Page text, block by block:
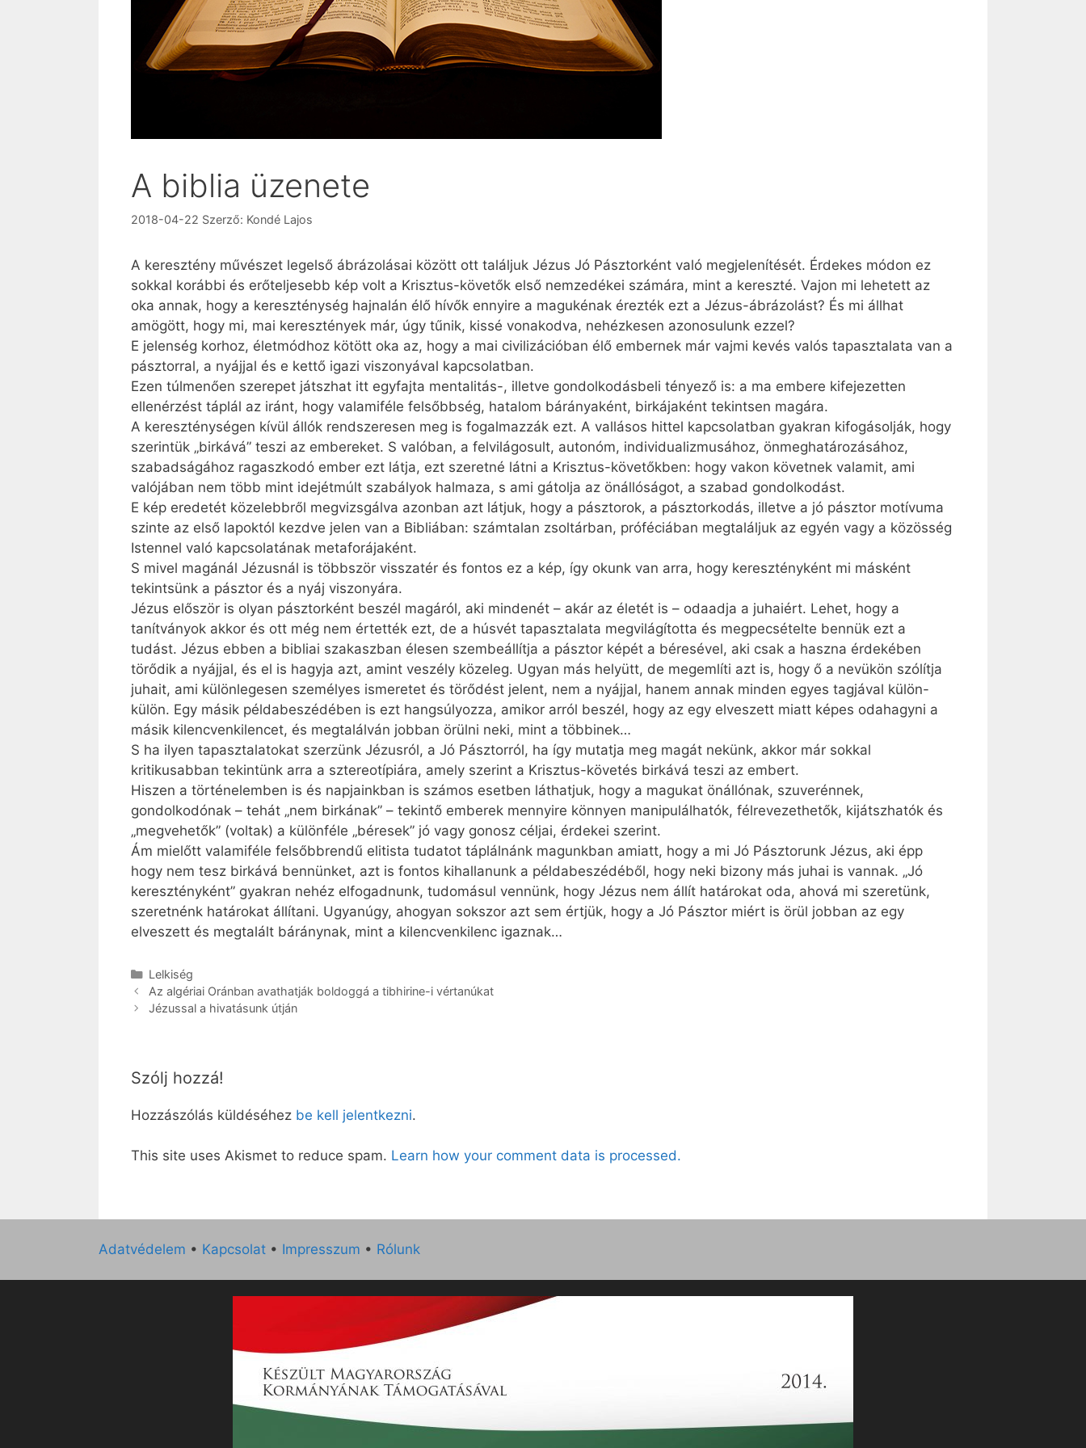
A biblia üzenete
2018-04-22 Szerző: Kondé Lajos
A keresztény művészet legelső ábrázolásai között ott találjuk Jézus Jó Pásztorként való megjelenítését. Érdekes módon ez
sokkal korábbi és erőteljesebb kép volt a Krisztus-követők első nemzedékei számára, mint a kereszté. Vajon mi lehetett az
oka annak, hogy a kereszténység hajnalán élő hívők ennyire a magukénak érezték ezt a Jézus-ábrázolást? És mi állhat
amögött, hogy mi, mai keresztények már, úgy tűnik, kissé vonakodva, nehézkesen azonosulunk ezzel?
E jelenség korhoz, életmódhoz kötött oka az, hogy a mai civilizációban élő embernek már vajmi kevés valós tapasztalata van a
pásztorral, a nyájjal és e kettő igazi viszonyával kapcsolatban.
Ezen túlmenően szerepet játszhat itt egyfajta mentalitás-, illetve gondolkodásbeli tényező is: a ma embere kifejezetten
ellenérzést táplál az iránt, hogy valamiféle felsőbbség, hatalom bárányaként, birkájaként tekintsen magára.
A kereszténységen kívül állók rendszeresen meg is fogalmazzák ezt. A vallásos hittel kapcsolatban gyakran kifogásolják, hogy
szerintük „birkává” teszi az embereket. S valóban, a felvilágosult, autonóm, individualizmusához, önmeghatározásához,
szabadságához ragaszkodó ember ezt látja, ezt szeretné látni a Krisztus-követőkben: hogy vakon követnek valamit, ami
valójában nem több mint idejétmúlt szabályok halmaza, s ami gátolja az önállóságot, a szabad gondolkodást.
E kép eredetét közelebbről megvizsgálva azon­ban azt látjuk, hogy a pásztorok, a pásztorkodás, illetve a jó pásztor motívuma
szinte az első lapoktól kezdve jelen van a Bibliában: számtalan zsoltárban, próféciában megtaláljuk az egyén vagy a közösség
Istennel való kapcsolatának metaforájaként.
S mivel magánál Jézusnál is többször visszatér és fontos ez a kép, így okunk van arra, hogy keresztényként mi másként
tekintsünk a pásztor és a nyáj viszonyára.
Jézus először is olyan pásztorként beszél magáról, aki mindenét – akár az életét is – odaadja a juhaiért. Lehet, hogy a
tanítványok akkor és ott még nem értették ezt, de a húsvét tapasztalata megvilágította és megpecsételte bennük ezt a
tudást. Jézus ebben a bibliai szakaszban élesen szembeállítja a pásztor képét a béresével, aki csak a haszna érdekében
törődik a nyájjal, és el is hagyja azt, amint veszély közeleg. Ugyan más helyütt, de megemlíti azt is, hogy ő a nevükön szólítja
juhait, ami különlegesen személyes ismeretet és törődést jelent, nem a nyájjal, hanem annak minden egyes tagjával külön-
külön. Egy másik példabeszédében is ezt hangsúlyozza, amikor arról beszél, hogy az egy elveszett miatt képes odahagyni a
másik kilencvenkilencet, és megtalálván jobban örülni neki, mint a többinek…
S ha ilyen tapasztalatokat szerzünk Jézusról, a Jó Pásztorról, ha így mutatja meg magát nekünk, akkor már sokkal
kritikusabban tekintünk arra a sztereotípiára, amely szerint a Krisztus-követés birkává teszi az embert.
Hiszen a történelemben is és napjainkban is számos esetben láthatjuk, hogy a magukat önállónak, szuverénnek,
gondolkodónak – tehát „nem birkának” – tekintő emberek mennyire könnyen manipulálhatók, félrevezethetők, kijátszhatók és
„megvehetők” (voltak) a különféle „béresek” jó vagy gonosz céljai, érdekei szerint.
Ám mielőtt valamiféle felsőbbrendű elitista tudatot táplálnánk magunkban amiatt, hogy a mi Jó Pásztorunk Jézus, aki épp
hogy nem tesz birkává bennünket, azt is fontos kihallanunk a példabeszédéből, hogy neki bizony más juhai is vannak. „Jó
keresztényként” gyakran nehéz elfogadnunk, tudomásul vennünk, hogy Jézus nem állít határokat oda, ahová mi szeretünk,
szeretnénk határokat állítani. Ugyanúgy, ahogyan sokszor azt sem értjük, hogy a Jó Pásztor miért is örül jobban az egy
elveszett és megtalált báránynak, mint a kilencvenkilenc igaznak…
Kategória
Lelkiség
Az algériai Oránban avathatják boldoggá a tibhirine-i vértanúkat
Jézussal a hivatásunk útján
Szólj hozzá!
Hozzászólás küldéséhez be kell jelentkezni.
This site uses Akismet to reduce spam. Learn how your comment data is processed.
Adatvédelem • Kapcsolat • Impresszum • Rólunk